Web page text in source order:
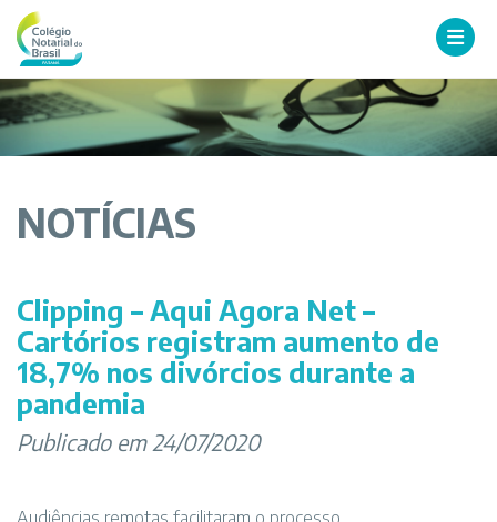
NOTÍCIAS
Clipping – Aqui Agora Net –
Cartórios registram aumento de
18,7% nos divórcios durante a
pandemia
Publicado em 24/07/2020
Audiências remotas facilitaram o processo